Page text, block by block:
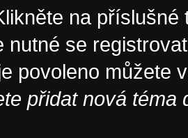
na
nutné se
povoleno můžete
přidat nová téma